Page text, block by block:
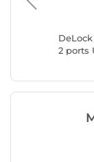
2 ports